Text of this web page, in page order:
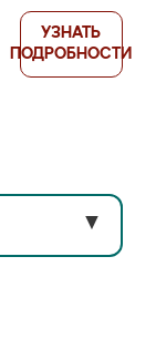
УЗНАТЬ
ПОДРОБНОСТИ
▼